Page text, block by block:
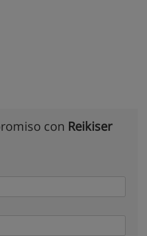
con Reikiser